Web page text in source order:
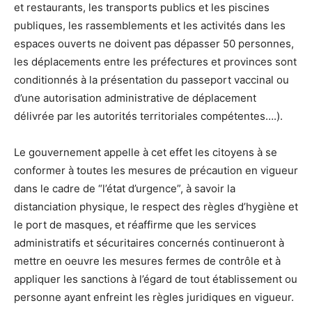
et restaurants, les transports publics et les piscines
publiques, les rassemblements et les activités dans les
espaces ouverts ne doivent pas dépasser 50 personnes,
les déplacements entre les préfectures et provinces sont
conditionnés à la présentation du passeport vaccinal ou
d’une autorisation administrative de déplacement
délivrée par les autorités territoriales compétentes….).
Le gouvernement appelle à cet effet les citoyens à se
conformer à toutes les mesures de précaution en vigueur
dans le cadre de “l’état d’urgence”, à savoir la
distanciation physique, le respect des règles d’hygiène et
le port de masques, et réaffirme que les services
administratifs et sécuritaires concernés continueront à
mettre en oeuvre les mesures fermes de contrôle et à
appliquer les sanctions à l’égard de tout établissement ou
personne ayant enfreint les règles juridiques en vigueur.